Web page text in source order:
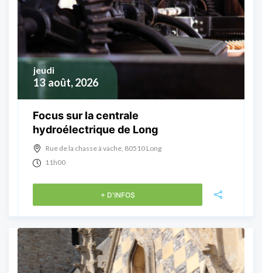
13 août, 2026
jeudi
Focus sur la centrale
hydroélectrique de Long
Rue de la chasse à vache, 80510 Long
11h00
+ D'INFOS